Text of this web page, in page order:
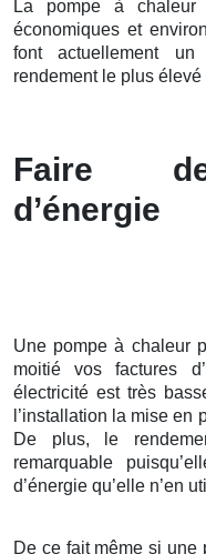
La pompe à
économiques et
font actuellement
rendement le plus élevé
Faire
d’énergie
Une pompe à chaleur
moitié vos factures
électricité est très
l’installation la mise en
De plus, le
remarquable
d’énergie qu’elle n’en
De ce fait même si une